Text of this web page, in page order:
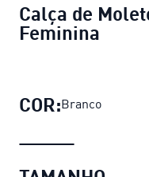
Calça de
Feminina
COR:Branco